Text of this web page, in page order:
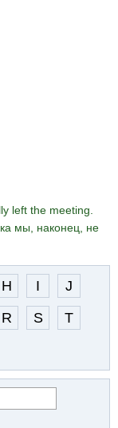
left the meeting.
мы, наконец, не
H I
J
R S
T